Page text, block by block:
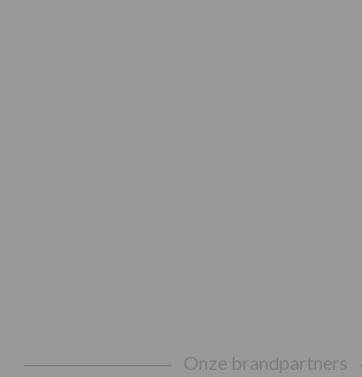
Onze brandpartners